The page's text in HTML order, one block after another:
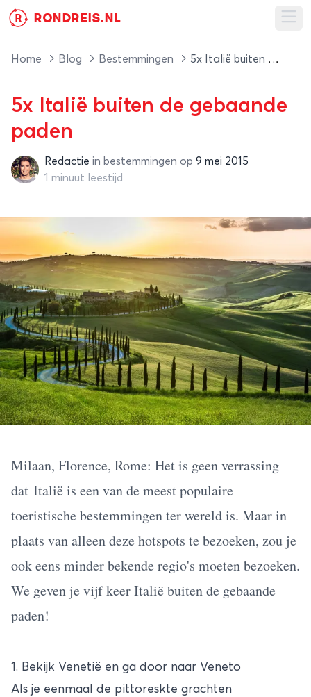
R RONDREIS.NL
Home Blog Bestemmingen 5x Italië buiten de gebaande paden
5x Italië buiten de gebaande
paden
RedactieRedactie in bestemmingen op 9 mei 2015
1 minuut leestijd
Milaan, Florence, Rome: Het is geen verrassing
dat Italiëis een van de meest populaire
toeristische bestemmingen ter wereld is. Maar in
plaats van alleen deze hotspots te bezoeken, zou je
ook eens minder bekende regio's moeten bezoeken.
We geven je vijf keer Italië buiten de gebaande
paden!
1. Bekijk Venetië en ga door naar Veneto
Als je eenmaal de pittoreskte grachten